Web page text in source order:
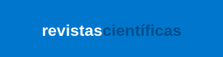
revistascientíficas